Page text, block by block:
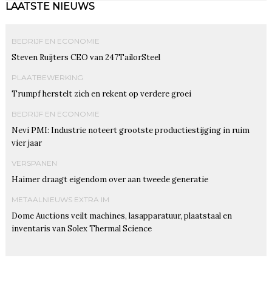
LAATSTE NIEUWS
BEDRIJF EN ECONOMIE
Steven Ruijters CEO van 247TailorSteel
PLAATBEWERKING
Trumpf herstelt zich en rekent op verdere groei
BEDRIJF EN ECONOMIE
Nevi PMI: Industrie noteert grootste productiestijging in ruim
vier jaar
VERSPANEN
Haimer draagt eigendom over aan tweede generatie
METAALNIEUWS EXTRA IM
Dome Auctions veilt machines, lasapparatuur, plaatstaal en
inventaris van Solex Thermal Science